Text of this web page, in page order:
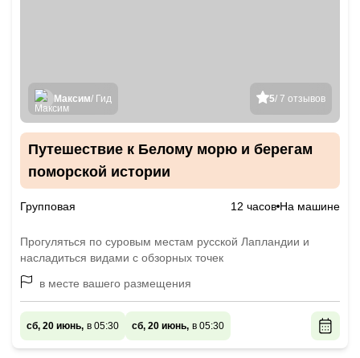
5/ 7 отзывов
Максим/ Гид
Путешествие к Белому морю и берегам
поморской истории
Групповая 12 часов На машине
Прогуляться по суровым местам русской Лапландии и
насладиться видами с обзорных точек
в месте вашего размещения
сб, 20 июнь, в 05:30 сб, 20 июнь, в 05:30